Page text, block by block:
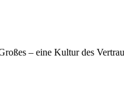
– eine Kultur des